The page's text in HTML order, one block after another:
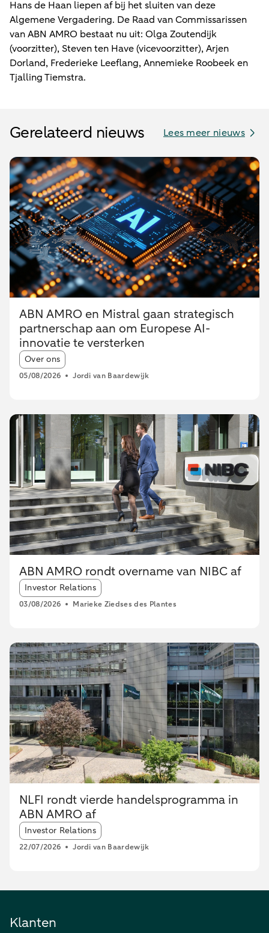
Hans de Haan liepen af bij het sluiten van deze
Algemene Vergadering. De Raad van Commissarissen
van ABN AMRO bestaat nu uit: Olga Zoutendijk
(voorzitter), Steven ten Have (vicevoorzitter), Arjen
Dorland, Frederieke Leeflang, Annemieke Roobeek en
Tjalling Tiemstra.
Gerelateerd nieuws Lees meer nieuws
ABN AMRO en Mistral gaan strategisch
partnerschap aan om Europese AI-
innovatie te versterken
Article tags:
Over ons
05/08/2026 Jordi van Baardewijk
ABN AMRO rondt overname van NIBC af
Article tags:
Investor Relations
03/08/2026 Marieke Ziedses des Plantes
NLFI rondt vierde handelsprogramma in
ABN AMRO af
Article tags:
Investor Relations
22/07/2026 Jordi van Baardewijk
Klanten